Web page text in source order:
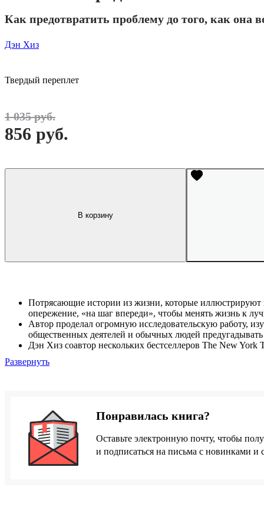
Как предотвратить проблему до того, как она
Дэн Хиз
Твердый переплет
1 035 руб.
856 руб.
В корзину
Потрясающие истории из жизни, которые иллюстрируют
опережение, «на шаг впереди», чтобы менять жизнь к
Автор проделал огромную исследовательскую работу,
общественных деятелей и обычных людей
Дэн Хиз соавтор нескольких бестселлеров The New York
Развернуть
Понравилась книга?
Оставьте электронную почту, чтобы
и подписаться на письма с новинками и